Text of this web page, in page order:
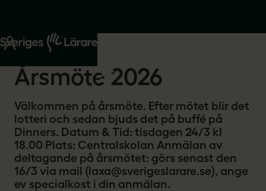
Start
Om oss
2026-03-04
Årsmöte 2026
Välkommen på årsmöte. Efter mötet blir det
lotteri och sedan bjuds det på buffé på
Dinners. Datum & Tid: tisdagen 24/3 kl
18.00 Plats: Centralskolan Anmälan av
deltagande på årsmötet: görs senast den
16/3 via mail (laxa@sverigeslarare.se), ange
ev specialkost i din anmälan.